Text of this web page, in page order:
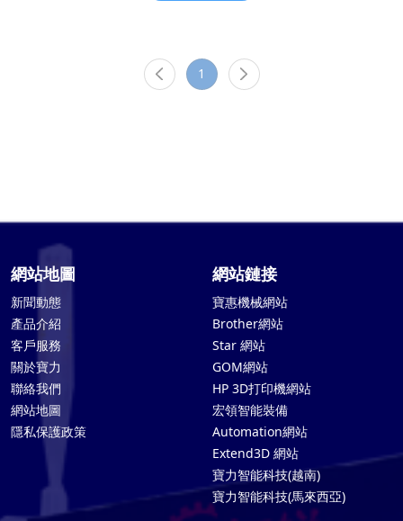
1
網站地圖
新聞動態
產品介紹
客戶服務
關於寶力
聯絡我們
網站地圖
隱私保護政策
網站鏈接
寶惠機械網站
Brother網站
Star 網站
GOM網站
HP 3D打印機網站
宏領智能裝備
Automation網站
Extend3D 網站
寶力智能科技(越南)
寶力智能科技(馬來西亞)